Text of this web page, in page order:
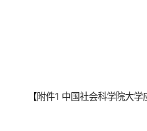
【附件1 中国社会科学院大